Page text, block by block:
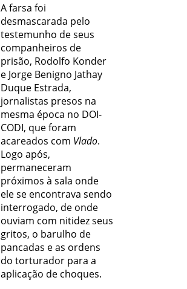
A farsa foi
desmascarada pelo
testemunho de seus
companheiros de
prisão, Rodolfo Konder
e Jorge Benigno Jathay
Duque Estrada,
jornalistas presos na
mesma época no DOI-
CODI, que foram
acareados com Vlado.
Logo após,
permaneceram
próximos à sala onde
ele se encontrava sendo
interrogado, de onde
ouviam com nitidez seus
gritos, o barulho de
pancadas e as ordens
do torturador para a
aplicação de choques.